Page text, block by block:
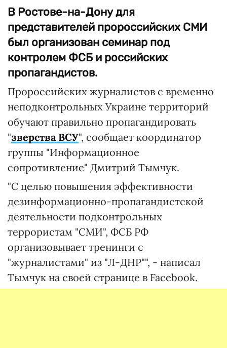
В Ростове-на-Дону для
представителей пророссийских СМИ
был организован семинар под
контролем ФСБ и российских
пропагандистов.
Пророссийских журналистов с временно
неподконтрольных Украине территорий
обучают правильно пропагандировать
"зверства ВСУ", сообщает координатор
группы "Информационное
сопротивление" Дмитрий Тымчук.
"С целью повышения эффективности
дезинформационно-пропагандистской
деятельности подконтрольных
террористам "СМИ", ФСБ РФ
организовывает тренинги с
"журналистами" из "Л-ДНР"", - написал
Тымчук на своей странице в Facebook.